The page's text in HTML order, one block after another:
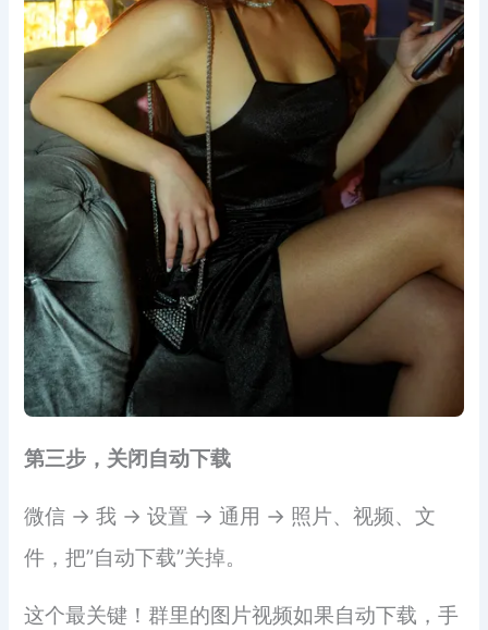
第三步，关闭自动下载
微信 → 我 → 设置 → 通用 → 照片、视频、文
件，把”自动下载”关掉。
这个最关键！群里的图片视频如果自动下载，手